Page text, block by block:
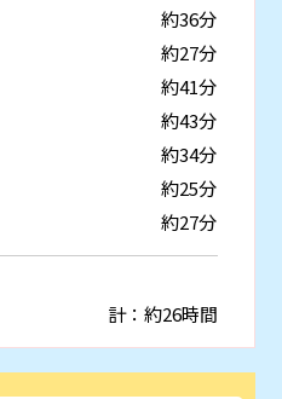
約36分
約27分
約41分
約43分
約34分
約25分
約27分
計：約26時間